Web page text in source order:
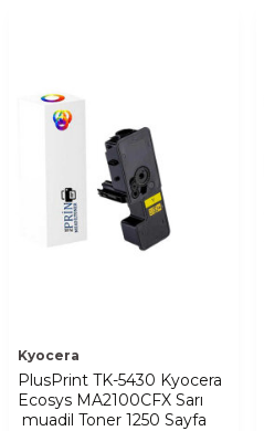
Kyocera
PlusPrint TK-5430 Kyocera
Ecosys MA2100CFX Sarı
muadil Toner 1250 Sayfa